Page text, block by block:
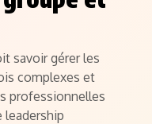
savoir gérer les
complexes et
professionnelles
leadership